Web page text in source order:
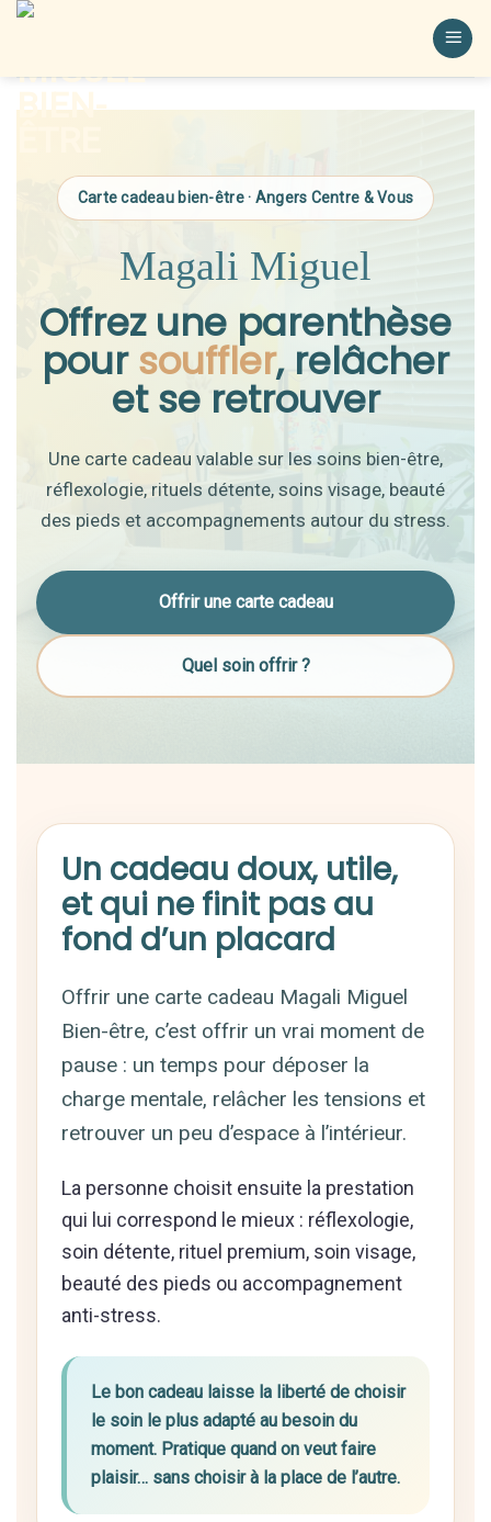
Carte cadeau bien-être · Angers Centre & Vous
Magali Miguel
Offrez une parenthèse
poursouffler, relâcher
et se retrouver
Une carte cadeau valable sur les soins bien-être,
réflexologie, rituels détente, soins visage, beauté
des pieds et accompagnements autour du stress.
Offrir une carte cadeau
Quel soin offrir ?
Un cadeau doux, utile,
et qui ne finit pas au
fond d’un placard
Offrir une carte cadeau Magali Miguel
Bien-être, c’est offrir un vrai moment de
pause : un temps pour déposer la
charge mentale, relâcher les tensions et
retrouver un peu d’espace à l’intérieur.
La personne choisit ensuite la prestation
qui lui correspond le mieux : réflexologie,
soin détente, rituel premium, soin visage,
beauté des pieds ou accompagnement
anti-stress.
Le bon cadeau laisse la liberté de choisir
le soin le plus adapté au besoin du
moment. Pratique quand on veut faire
plaisir… sans choisir à la place de l’autre.